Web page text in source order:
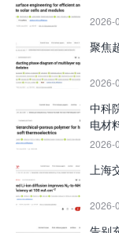
2026-
聚焦
2026-
中科
电材
2026-
上
2026-